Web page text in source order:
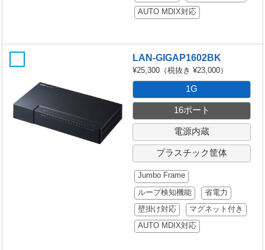
AUTO MDIX対応
LAN-GIGAP1602BK
¥25,300（税抜き ¥23,000）
1G
16ポート
電源内蔵
プラスチック筐体
Jumbo Frame
ループ検知機能
省電力
壁掛け対応
マグネット付き
AUTO MDIX対応